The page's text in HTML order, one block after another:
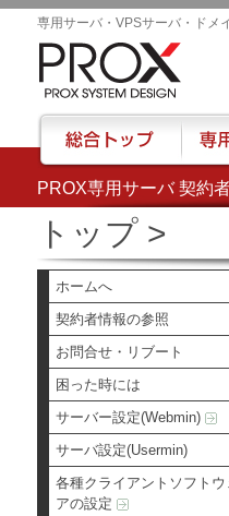
PROX専用サーバ 契約
専用サーバ・VPSサーバ・ドメ
トップ>
ホームへ
契約者情報の参照
お問合せ・リブート
困った時には
サーバー設定(Webmin)
サーバ設定(Usermin)
各種クライアントソフトウ
アの設定
総合トップ 専用サ